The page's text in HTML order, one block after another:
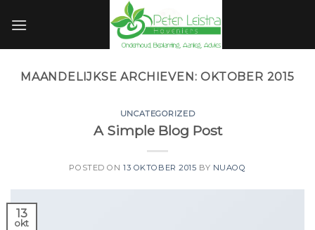
MAANDELIJKSE ARCHIEVEN:OKTOBER 2015
UNCATEGORIZED
A Simple Blog Post
POSTED ON13 OKTOBER 2015 BY NUAOQ
13
okt